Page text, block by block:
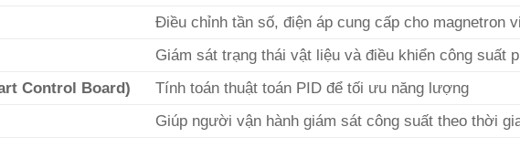
Điều chỉnh tần số, điện áp cung cấp cho magnetron
Giám sát trạng thái vật liệu và điều khiển công suất
Control Board)
Tính toán thuật toán PID để tối ưu năng lượng
Giúp người vận hành giám sát công suất theo thời